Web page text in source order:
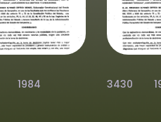
1984 3430